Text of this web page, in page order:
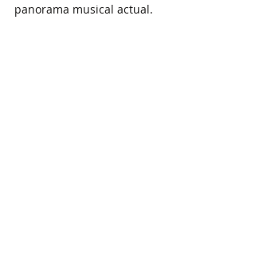
panorama musical actual.